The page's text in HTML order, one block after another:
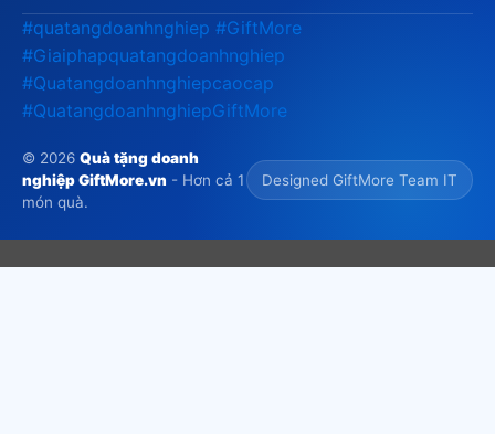
#quatangdoanhnghiep #GiftMore
#Giaiphapquatangdoanhnghiep
#Quatangdoanhnghiepcaocap
#QuatangdoanhnghiepGiftMore
© 2026 Quà tặng doanh
nghiệp GiftMore.vn - Hơn cả 1
món quà.
Designed GiftMore Team IT